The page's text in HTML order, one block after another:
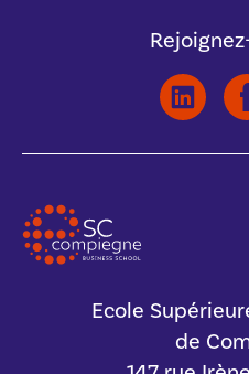
Ecole
de